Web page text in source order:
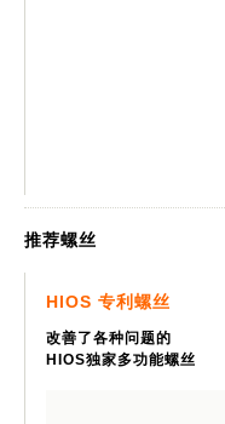
推荐螺丝
HIOS 专利螺丝
改善了各种问题的
HIOS独家多功能螺丝